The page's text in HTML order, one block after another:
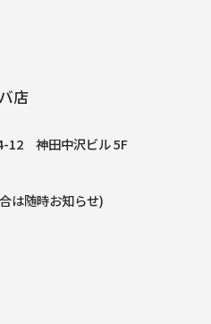
店
12 神田中沢ビル 5F
は随時お知らせ)